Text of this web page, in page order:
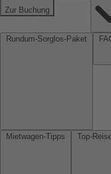
Zur Buchung